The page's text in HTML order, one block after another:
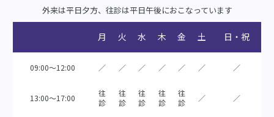
外来は平日夕方、往診は平日午後におこなっています
09:00～12:00
13:00～17:00
月
／
往
診
火
／
往
診
水
／
往
診
木
／
往
診
金
／
往
診
土
／
／
日・祝
／
／